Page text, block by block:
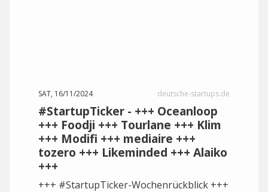
SAT, 16/11/2024 deutsche-startups.de
#StartupTicker - +++ Oceanloop
+++ Foodji +++ Tourlane +++ Klim
+++ Modifi +++ mediaire +++
tozero +++ Likeminded +++ Alaiko
+++
+++ #StartupTicker-Wochenrückblick +++